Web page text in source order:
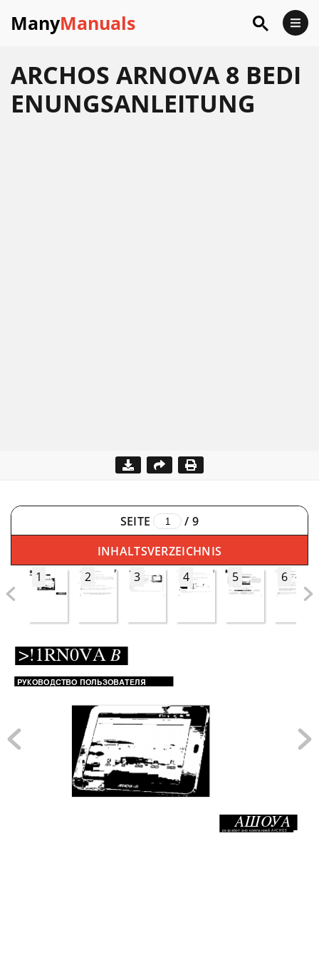
ManyManuals
ARCHOS ARNOVA 8 BEDI
ENUNGSANLEITUNG
SEITE / 9
INHALTSVERZEICHNIS
1
2 3 4 5 6
>!1RN0VA В
РУКОВОДСТВО ПОЛЬЗОВАТЕЛЯ
АШОУА
разработано компанией А#СНОЗ